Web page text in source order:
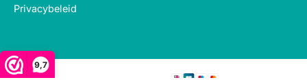
9,7
Privacybeleid